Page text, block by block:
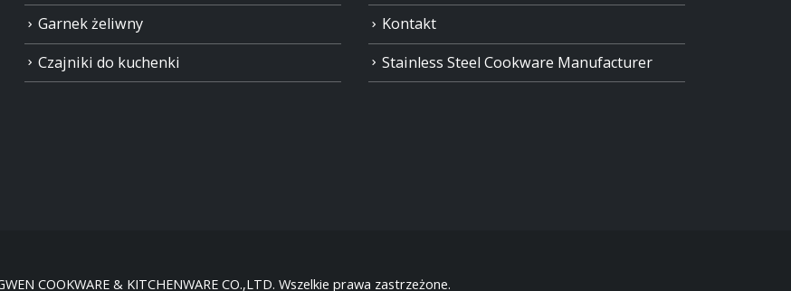
Garnek żeliwny
Czajniki do kuchenki
Kontakt
Stainless Steel Cookware Manufacturer
COOKWARE & KITCHENWARE CO.,LTD. Wszelkie prawa zastrzeżone.